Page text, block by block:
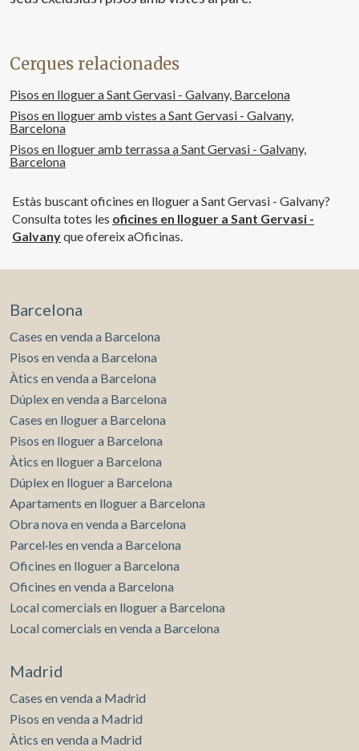
Habitabilitat: CHB00417712*** S’ometen els tres últims
Cerques relacionades
Pisos en lloguer a Sant Gervasi - Galvany, Barcelona
Pisos en lloguer amb vistes a Sant Gervasi - Galvany,
Barcelona
Pisos en lloguer amb terrassa a Sant Gervasi - Galvany,
Barcelona
Estàs buscant oficines en lloguer a Sant Gervasi - Galvany?
Consulta totes les oficines en lloguer a Sant Gervasi -
Galvanyque ofereix aOficinas.
Barcelona
Cases en venda a Barcelona
Pisos en venda a Barcelona
Àtics en venda a Barcelona
Dúplex en venda a Barcelona
Cases en lloguer a Barcelona
Pisos en lloguer a Barcelona
Àtics en lloguer a Barcelona
Dúplex en lloguer a Barcelona
Apartaments en lloguer a Barcelona
Obra nova en venda a Barcelona
Parcel·les en venda a Barcelona
Oficines en lloguer a Barcelona
Oficines en venda a Barcelona
Local comercials en lloguer a Barcelona
Local comercials en venda a Barcelona
Madrid
Cases en venda a Madrid
Pisos en venda a Madrid
Àtics en venda a Madrid